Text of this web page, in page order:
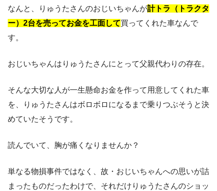
なんと、りゅうたさんのおじいちゃんが計トラ（トラクタ
ー）2台を売ってお金を工面して買ってくれた車なんで
す。
おじいちゃんはりゅうたさんにとって父親代わりの存在。
そんな大切な人が一生懸命お金を作って用意してくれた車
を、りゅうたさんはボロボロになるまで乗りつぶそうと決
めていたそうです。
読んでいて、胸が痛くなりませんか？
単なる物損事件ではなく、故・おじいちゃんへの思いが詰
まったものだったわけで、それだけりゅうたさんのショッ